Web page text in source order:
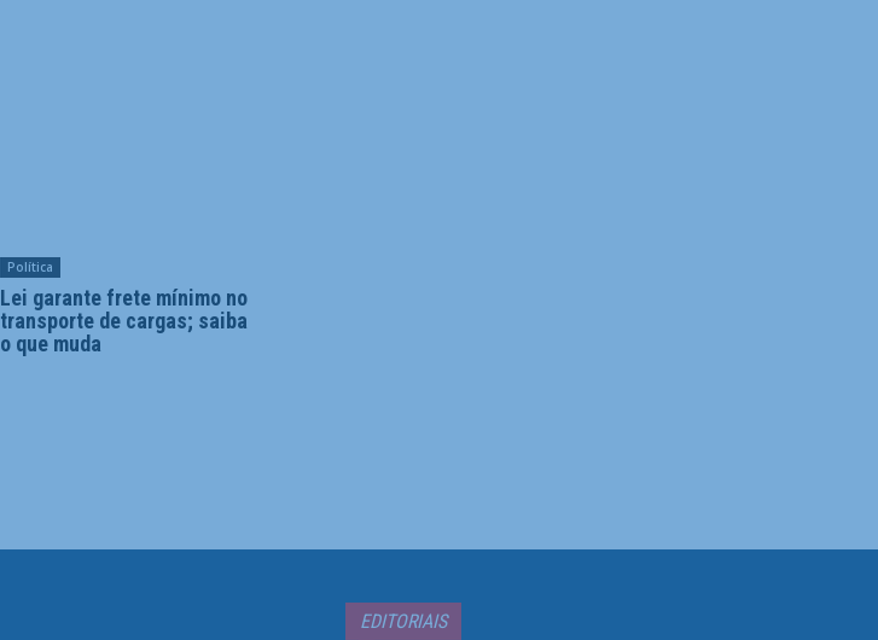
Política
Lei garante frete mínimo no
transporte de cargas; saiba
o que muda
EDITORIAIS